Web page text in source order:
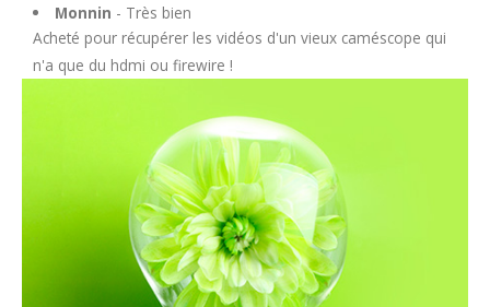
Monnin - Très bien
Acheté pour récupérer les vidéos d'un vieux caméscope qui
n'a que du hdmi ou firewire !